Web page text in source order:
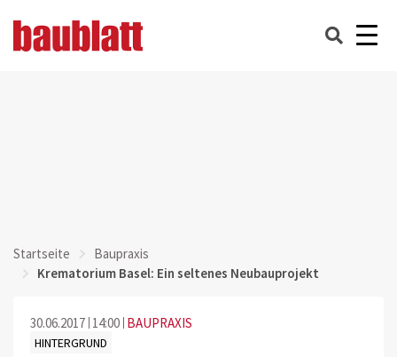
Startseite
Baupraxis
Krematorium Basel: Ein seltenes Neubauprojekt
30.06.2017 14:00 BAUPRAXIS
HINTERGRUND